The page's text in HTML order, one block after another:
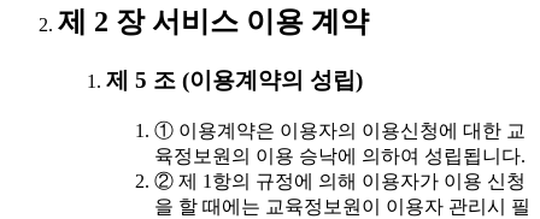
제 2 장 서비스 이용 계약
제 5 조 (이용계약의 성립)
① 이용계약은 이용자의 이용신청에 대한 교
육정보원의 이용 승낙에 의하여 성립됩니다.
② 제 1항의 규정에 의해 이용자가 이용 신청
을 할 때에는 교육정보원이 이용자 관리시 필